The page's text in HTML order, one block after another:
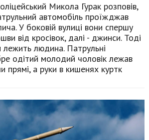
Микола Гурак розповів,
автомобіль проїжджав
У боковій вулиці вони спершу
від кросівок, далі - джинси. Тоді
людина. Патрульні
одітий молодий чоловік лежав
прямі, а руки в кишенях куртк